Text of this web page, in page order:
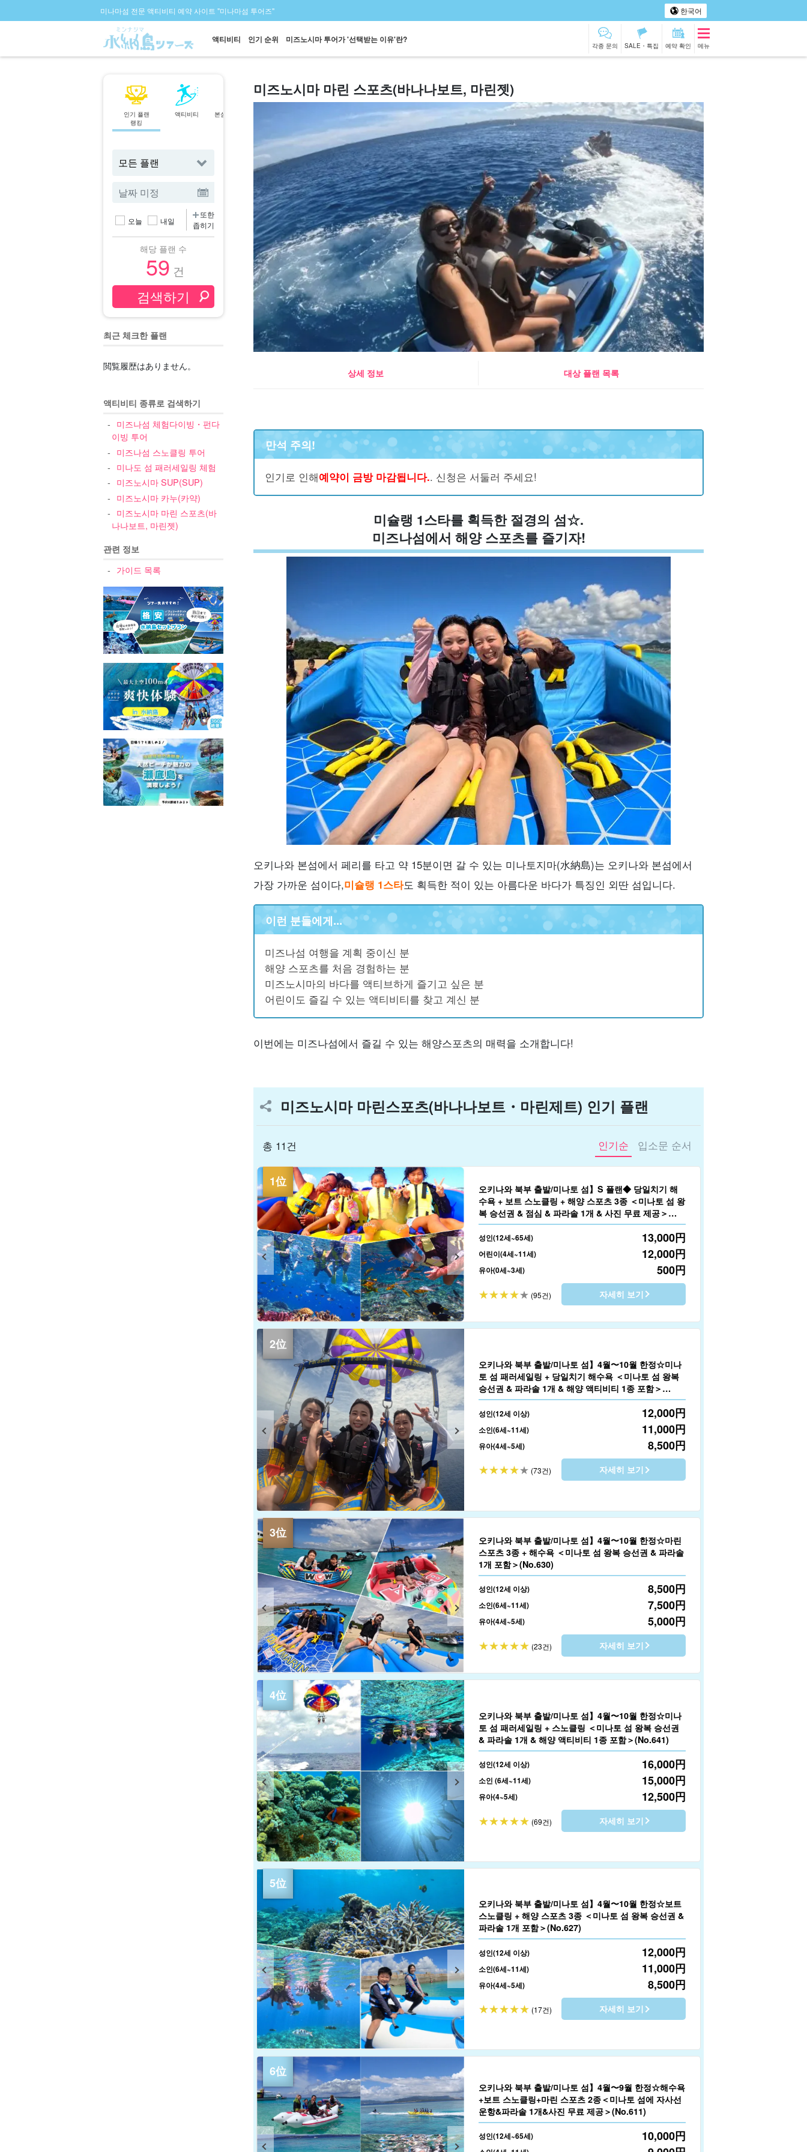
미나마섬 전문 액티비티 예약 사이트 "미나마섬 투어즈" 한국어
액티비티 인기 순위 미즈노시마 투어가 '선택받는 이유'란?
각종 문의 SALE・특집 예약 확인 메뉴
인기 플랜
랭킹
액티비티
본섬 북부에서 출
패러세일링
사진 무료
투어
세저섬
투어
오늘 내일
또한
좁히기
해당 플랜 수
59 건
최근 체크한 플랜
閲覧履歴はありません。
액티비티 종류로 검색하기
미즈나섬 체험다이빙・펀다
이빙 투어
미즈나섬 스노클링 투어
미나도 섬 패러세일링 체험
미즈노시마 SUP(SUP)
미즈노시마 카누(카약)
미즈노시마 마린 스포츠(바
나나보트, 마린젯)
관련 정보
가이드 목록
미즈노시마 마린 스포츠(바나나보트, 마린젯)
상세 정보 대상 플랜 목록
만석 주의!
인기로 인해예약이 금방 마감됩니다.. 신청은 서둘러 주세요!
미슐랭 1스타를 획득한 절경의 섬☆.
미즈나섬에서 해양 스포츠를 즐기자!
오키나와 본섬에서 페리를 타고 약 15분이면 갈 수 있는 미나토지마(水納島)는 오키나와 본섬에서
가장 가까운 섬이다,미슐랭 1스타도 획득한 적이 있는 아름다운 바다가 특징인 외딴 섬입니다.
이런 분들에게...
미즈나섬 여행을 계획 중이신 분
해양 스포츠를 처음 경험하는 분
미즈노시마의 바다를 액티브하게 즐기고 싶은 분
어린이도 즐길 수 있는 액티비티를 찾고 계신 분
이번에는 미즈나섬에서 즐길 수 있는 해양스포츠의 매력을 소개합니다!
미즈노시마 마린스포츠(바나나보트・마린제트) 인기 플랜
총 11건 인기순 입소문 순서
오키나와 북부 출발/미나토 섬】S 플랜◆ 당일치기 해
수욕 + 보트 스노클링 + 해양 스포츠 3종 ＜미나토 섬 왕
복 승선권 & 점심 & 파라솔 1개 & 사진 무료 제공＞
(No.602)
성인(12세~65세) 13,000円
어린이(4세~11세) 12,000円
유아(0세~3세) 500円
(95건) 자세히 보기
오키나와 북부 출발/미나토 섬】4월〜10월 한정☆미나
토 섬 패러세일링 + 당일치기 해수욕 ＜미나토 섬 왕복
승선권 & 파라솔 1개 & 해양 액티비티 1종 포함＞
(No.640)
성인(12세 이상) 12,000円
소인(6세~11세) 11,000円
유아(4세~5세) 8,500円
(73건) 자세히 보기
오키나와 북부 출발/미나토 섬】4월〜10월 한정☆마린
스포츠 3종 + 해수욕 ＜미나토 섬 왕복 승선권 & 파라솔
1개 포함＞(No.630)
성인(12세 이상) 8,500円
소인(6세~11세) 7,500円
유아(4세~5세) 5,000円
(23건) 자세히 보기
오키나와 북부 출발/미나토 섬】4월〜10월 한정☆미나
토 섬 패러세일링 + 스노클링 ＜미나토 섬 왕복 승선권
& 파라솔 1개 & 해양 액티비티 1종 포함＞(No.641)
성인(12세 이상) 16,000円
소인 (6세~11세) 15,000円
유아(4~5세) 12,500円
(69건) 자세히 보기
오키나와 북부 출발/미나토 섬】4월〜10월 한정☆보트
스노클링 + 해양 스포츠 3종 ＜미나토 섬 왕복 승선권 &
파라솔 1개 포함＞(No.627)
성인(12세 이상) 12,000円
소인(6세~11세) 11,000円
유아(4세~5세) 8,500円
(17건) 자세히 보기
오키나와 북부 출발/미나토 섬】4월〜9월 한정☆해수욕
+보트 스노클링+마린 스포츠 2종＜미나토 섬에 자사선
운항&파라솔 1개&사진 무료 제공＞(No.611)
성인(12세~65세) 10,000円